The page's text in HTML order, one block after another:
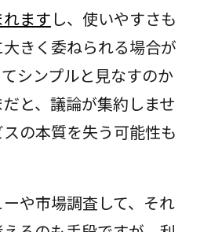
ますし、使いやすさも
きく委ねられる場合が
シンプルと見なすのか
と、議論が集約しませ
の本質を失う可能性も
や市場調査して、それ